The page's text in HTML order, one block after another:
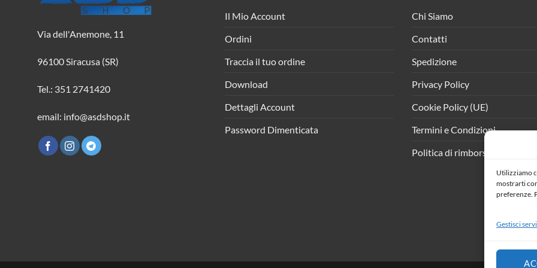
Utilizziamo
mostrarti
preferenze.
Gestisci
Via dell'Anemone, 11
96100 Siracusa (SR)
Tel.: 351 2741420
email: info@asdshop.it
Il Mio Account
Ordini
Traccia il tuo ordine
Download
Dettagli Account
Password Dimenticata
Chi Siamo
Contatti
Spedizione
Privacy Policy
Cookie Policy (UE)
Termini e Condizioni
Politica di rimborso e resi